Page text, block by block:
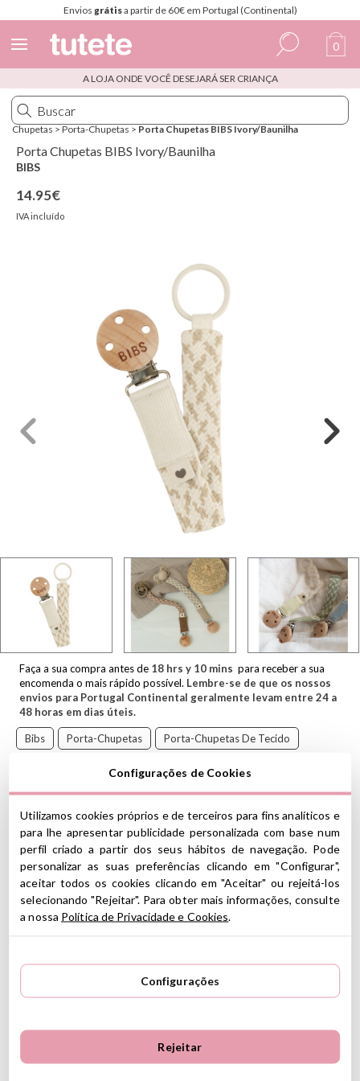
Envios grátisa partir de 60€ em Portugal (Continental)
Espanhol
Italiano
Inglês
0
A LOJA ONDE VOCÊ DESEJARÁ SER CRIANÇA
Chupetas > Porta-Chupetas > Porta Chupetas BIBS Ivory/Baunilha
Porta Chupetas BIBS Ivory/Baunilha
BIBS
14.95€
IVA incluído
Faça a sua compra antes de 18 hrs y 10 mins para receber a sua
encomenda o mais rápido possível. Lembre-se de que os nossos
envios para Portugal Continental geralmente levam entre 24 a
48 horas em dias úteis.
Bibs Porta-Chupetas Porta-Chupetas De Tecido
Descontos BIBS
O novo porta-chupeta BIBS é feito de algodão orgânico e
projetado com um visual clássico trançado em lindas cores
nórdicas.
CARACTERÍSTICAS
Composição: 100% algodão orgânico com certificado GOTS e
Clipe de metal sem níquel
Medidas: comprimento 22,5 cm x largura 2 cm
Lavar à mão
na Europa e com a norma EN 12586 + A 1:2011
Projetado na Dinamarca
Configurações de Cookies
Utilizamos cookies próprios e de terceiros para fins analíticos e
para lhe apresentar publicidade personalizada com base num
perfil criado a partir dos seus hábitos de navegação. Pode
personalizar as suas preferências clicando em "Configurar",
aceitar todos os cookies clicando em "Aceitar" ou rejeitá-los
selecionando "Rejeitar". Para obter mais informações, consulte
a nossa Política de Privacidade e Cookies
Configurações
Rejeitar